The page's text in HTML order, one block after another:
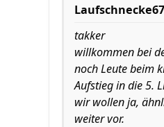
takker
willkommen bei
noch Leute beim
Aufstieg in die 5.
wir wollen ja,
weiter vor.